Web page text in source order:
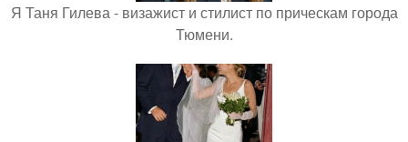
Я Таня Гилева - визажист и стилист по прическам города
Тюмени.